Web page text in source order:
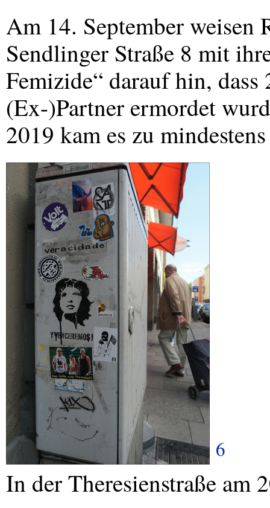
Am 14. September
Sendlinger Straße 8 mit
Femizide“ darauf hin,
(Ex-)Partner ermordet
2019 kam es zu
6
In der Theresienstraße am